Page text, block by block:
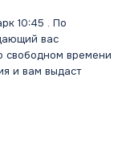
10:45 . По
вас
свободном времени
и вам выдаст